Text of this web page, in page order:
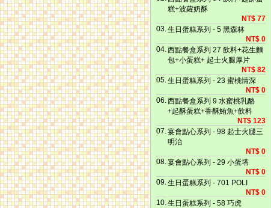
糕+波蘿奶酥
NT$ 77
03.生日蛋糕系列 - 5 黑森林
NT$ 0
04.西點餐盒系列 27 飲料+花生麵
包+小蛋糕+ 起士火腿厚片
NT$ 82
05.生日蛋糕系列 - 23 蜜桃情深
NT$ 0
06.西點餐盒系列 9 水蜜桃乳酪
+起酥蛋糕+香酥鮪魚+飲料
NT$ 123
07.宴會點心系列 - 98 起士火腿三
明治
NT$ 0
08.宴會點心系列 - 29 小蛋塔
NT$ 0
09.生日蛋糕系列 - 701 POLI
NT$ 0
10.生日蛋糕系列 - 58 巧虎